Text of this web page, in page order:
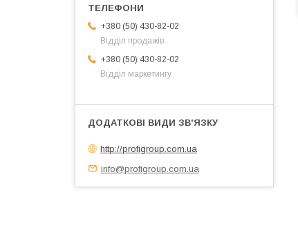
+380 (50) 430-82-02
Відділ продажів
+380 (50) 430-82-02
Відділ маркетингу
http://profigroup.com.ua
info@profigroup.com.ua